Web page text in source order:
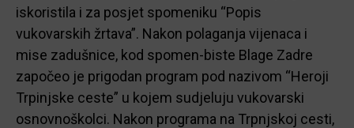
iskoristila i za posjet spomeniku “Popis
vukovarskih žrtava”. Nakon polaganja vijenaca i
mise zadušnice, kod spomen-biste Blage Zadre
započeo je prigodan program pod nazivom “Heroji
Trpinjske ceste” u kojem sudjeluju vukovarski
osnovnoškolci. Nakon programa na Trpnjskoj cesti,